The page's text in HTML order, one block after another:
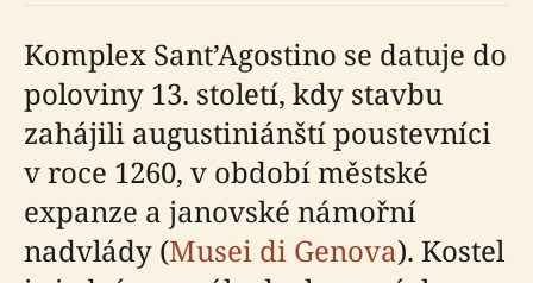
Komplex Sant’Agostino se datuje do
poloviny 13. století, kdy stavbu
zahájili augustiniánští poustevníci
v roce 1260, v období městské
expanze a janovské námořní
nadvlády (Musei di Genova). Kostel